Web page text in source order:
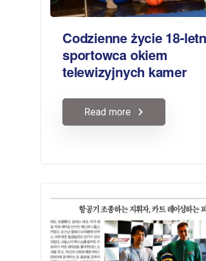
Codzienne życie 18-
sportowca okiem
telewizyjnych kamer
Read more